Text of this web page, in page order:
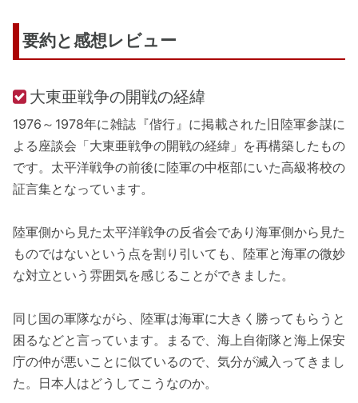
要約と感想レビュー
大東亜戦争の開戦の経緯
1976～1978年に雑誌『偕行』に掲載された旧陸軍参謀に
よる座談会「大東亜戦争の開戦の経緯」を再構築したもの
です。太平洋戦争の前後に陸軍の中枢部にいた高級将校の
証言集となっています。
陸軍側から見た太平洋戦争の反省会であり海軍側から見た
ものではないという点を割り引いても、陸軍と海軍の微妙
な対立という雰囲気を感じることができました。
同じ国の軍隊ながら、陸軍は海軍に大きく勝ってもらうと
困るなどと言っています。まるで、海上自衛隊と海上保安
庁の仲が悪いことに似ているので、気分が滅入ってきまし
た。日本人はどうしてこうなのか。